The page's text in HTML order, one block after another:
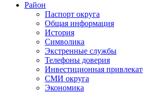
Район
Паспорт округа
Общая информация
История
Символика
Экстренные службы
Телефоны доверия
Инвестиционная
СМИ округа
Экономика